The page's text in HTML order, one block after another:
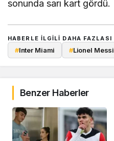
sonunda sarı kart gördü.
HABERLE ILGILI DAHA FAZLASI
#Inter Miami #Lionel Messi
Benzer Haberler